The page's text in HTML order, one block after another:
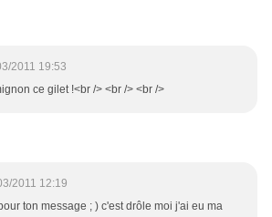
2011 19:53
ce gilet !<br /> <br /> <br />
2011 12:19
ton message ; ) c'est drôle moi j'ai eu ma